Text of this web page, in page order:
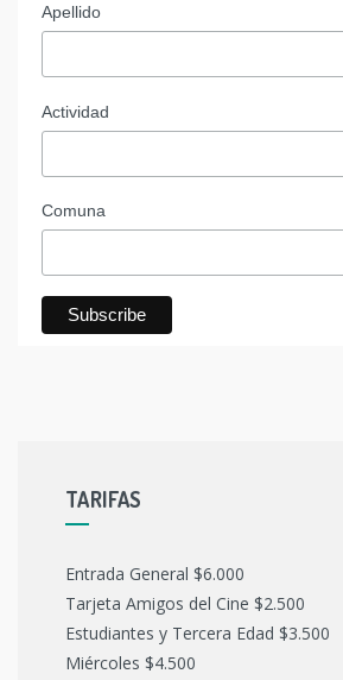
Apellido
Actividad
Comuna
TARIFAS
Entrada General $6.000
Tarjeta Amigos del Cine $2.500
Estudiantes y Tercera Edad $3.500
Miércoles $4.500